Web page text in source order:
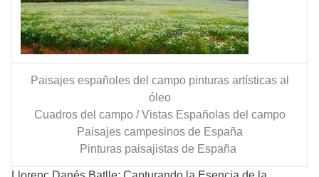
Paisajes españoles del campo pinturas artísticas al
óleo
Cuadros del campo / Vistas Españolas del campo
Paisajes campesinos de España
Pinturas paisajistas de España